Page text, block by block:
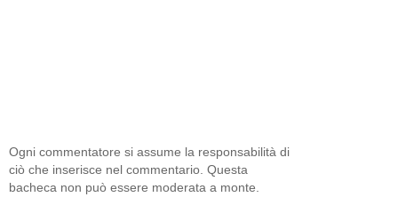
Ogni commentatore si assume la responsabilità di
ciò che inserisce nel commentario. Questa
bacheca non può essere moderata a monte.